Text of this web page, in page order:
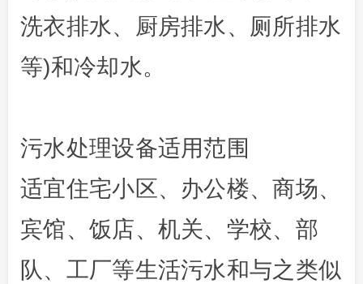
洗衣排水、厨房排水、厕所排水
等)和冷却水。
污水处理设备适用范围
适宜住宅小区、办公楼、商场、
宾馆、饭店、机关、学校、部
队、工厂等生活污水和与之类似